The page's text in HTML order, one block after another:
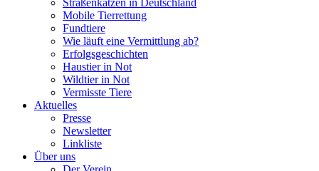
Mobile Tierrettung
Fundtiere
Wie läuft eine Vermittlung ab?
Erfolgsgeschichten
Haustier in Not
Wildtier in Not
Vermisste Tiere
Aktuelles
Presse
Newsletter
Linkliste
Über uns